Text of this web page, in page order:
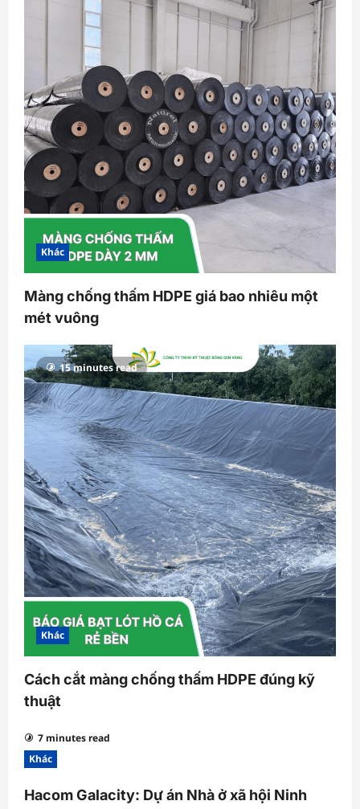
Khác
Màng chống thấm HDPE giá bao nhiêu một
mét vuông
15 minutes read
Khác
Cách cắt màng chống thấm HDPE đúng kỹ
thuật
7 minutes read
Khác
Hacom Galacity: Dự án Nhà ở xã hội Ninh